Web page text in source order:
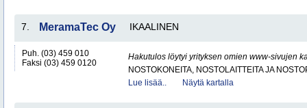
7. MeramaTec Oy IKAALINEN
Puh. (03) 459 010
Faksi (03) 459 0120
Hakutulos löytyi yrityksen omien www-sivujen
NOSTOKONEITA, NOSTOLAITTEITA JA
Lue lisää..
Näytä kartalla